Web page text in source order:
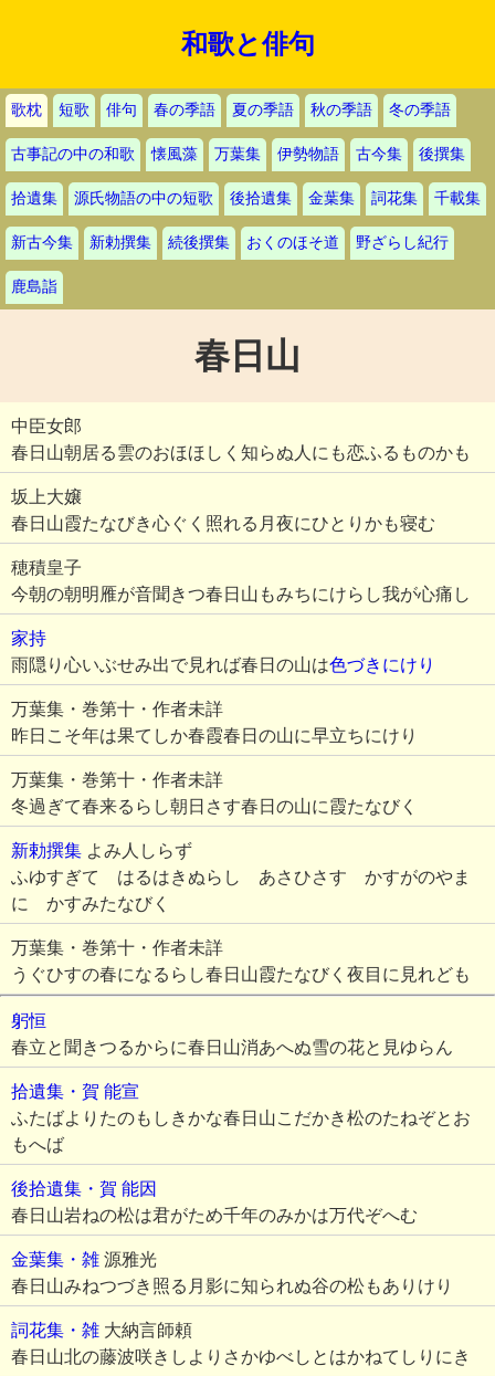
和歌と俳句
歌枕 短歌 俳句 春の季語 夏の季語 秋の季語 冬の季語
古事記の中の和歌 懐風藻 万葉集 伊勢物語 古今集 後撰集
拾遺集 源氏物語の中の短歌 後拾遺集 金葉集 詞花集 千載集
新古今集 新勅撰集 続後撰集 おくのほそ道 野ざらし紀行
鹿島詣
春日山
中臣女郎
春日山朝居る雲のおほほしく知らぬ人にも恋ふるものかも
坂上大嬢
春日山霞たなびき心ぐく照れる月夜にひとりかも寝む
穂積皇子
今朝の朝明雁が音聞きつ春日山もみちにけらし我が心痛し
家持
雨隠り心いぶせみ出で見れば春日の山は色づきにけり
万葉集・巻第十・作者未詳
昨日こそ年は果てしか春霞春日の山に早立ちにけり
万葉集・巻第十・作者未詳
冬過ぎて春来るらし朝日さす春日の山に霞たなびく
新勅撰集 よみ人しらず
ふゆすぎて はるはきぬらし あさひさす かすがのやま
に かすみたなびく
万葉集・巻第十・作者未詳
うぐひすの春になるらし春日山霞たなびく夜目に見れども
躬恒
春立と聞きつるからに春日山消あへぬ雪の花と見ゆらん
拾遺集・賀 能宣
ふたばよりたのもしきかな春日山こだかき松のたねぞとお
もへば
後拾遺集・賀 能因
春日山岩ねの松は君がため千年のみかは万代ぞへむ
金葉集・雑 源雅光
春日山みねつづき照る月影に知られぬ谷の松もありけり
詞花集・雑 大納言師頼
春日山北の藤波咲きしよりさかゆべしとはかねてしりにき